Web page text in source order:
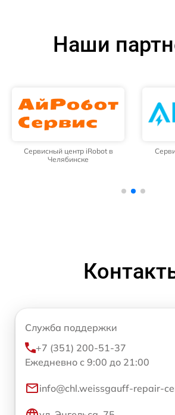
Наши
Сервисный центр iRobot в
Челябинске
Служба поддержки
+7 (351) 200-51-37
Ежедневно с 9:00 до 21:00
info@chl.weissgauff-repair-